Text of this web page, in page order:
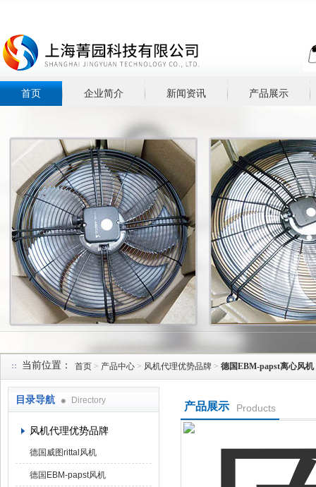
首页 企业简介 新闻资讯 产品展示
当前位置： 首页 > 产品中心 > 风机代理优势品牌 > 德国EBM-papst离心风机
目录导航 Directory
风机代理优势品牌
德国威图rittal风机
德国EBM-papst风机
产品展示 Products